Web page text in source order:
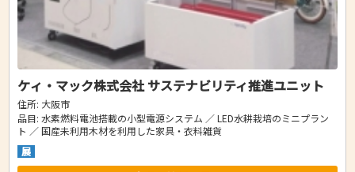
ケィ・マック株式会社 サステナビリティ推進ユニット
住所: 大阪市
品目: 水素燃料電池搭載の小型電源システム ／ LED水耕栽培のミニプラン
ト ／ 国産未利用木材を利用した家具・衣料雑貨
展